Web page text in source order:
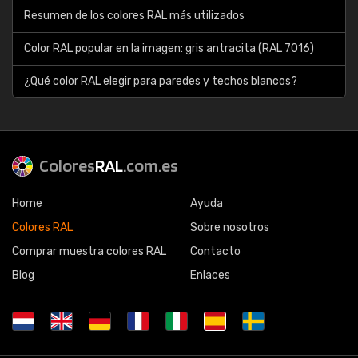
Resumen de los colores RAL más utilizados
Color RAL popular en la imagen: gris antracita (RAL 7016)
¿Qué color RAL elegir para paredes y techos blancos?
ColoresRAL.com.es
Home
Colores RAL
Comprar muestra colores RAL
Blog
Ayuda
Sobre nosotros
Contacto
Enlaces